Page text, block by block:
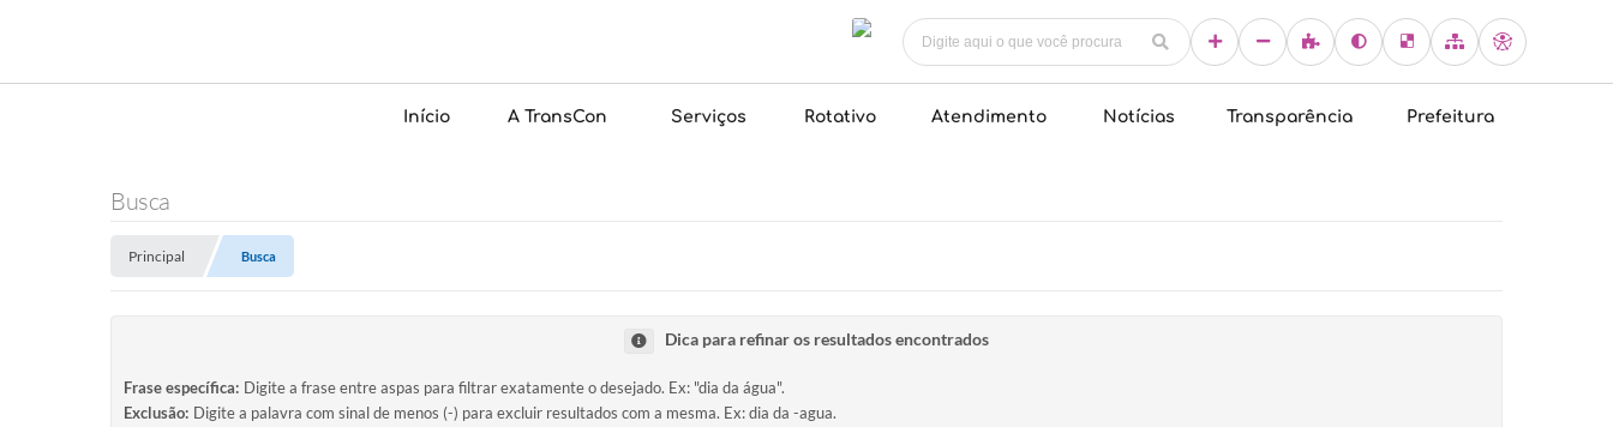
Início A TransCon Serviços Rotativo Atendimento Notícias Transparência Prefeitura
Busca
Principal Busca
Dica para refinar os resultados encontrados
Frase específica: Digite a frase entre aspas para filtrar exatamente o desejado. Ex: "dia da água".
Exclusão: Digite a palavra com sinal de menos (-) para excluir resultados com a mesma. Ex: dia da -agua.